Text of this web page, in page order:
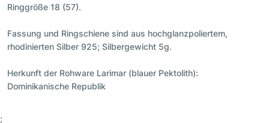
Ringgröße 18 (57).
Fassung und Ringschiene sind aus hochglanzpoliertem,
rhodinierten Silber 925; Silbergewicht 5g.
Herkunft der Rohware Larimar (blauer Pektolith):
Dominikanische Republik
;